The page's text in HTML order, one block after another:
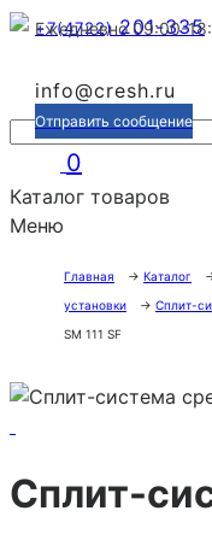
+7(4722)201-335
Ежедневно 09:00-
info@cresh.ru
Отправить сообщение
0
Каталог товаров
Меню
Главная → Каталог
установки
→ Сплит-
SM 111 SF
Сплит-